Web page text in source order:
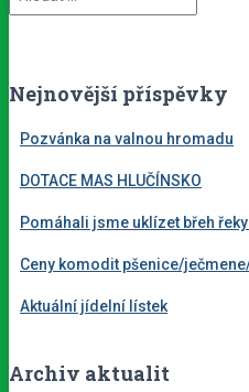
y
e
Nejnovější příspěvky
Pozvánka na valnou hromadu
DOTACE MAS HLUČÍNSKO
Pomáhali jsme uklízet břeh
Ceny komodit pšenice/
Aktuální jídelní lístek
Archiv aktualit